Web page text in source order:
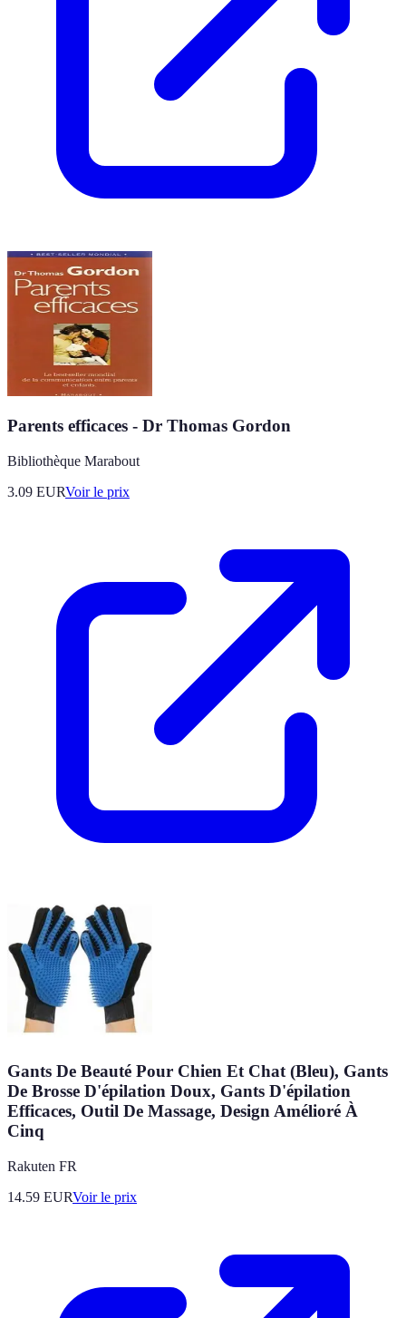
Parents efficaces - Dr Thomas Gordon
Bibliothèque Marabout
3.09 EURVoir le prix
Gants De Beauté Pour Chien Et Chat (Bleu), Gants
De Brosse D'épilation Doux, Gants D'épilation
Efficaces, Outil De Massage, Design Amélioré À
Cinq
Rakuten FR
14.59 EURVoir le prix